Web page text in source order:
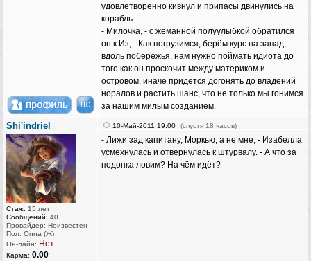
удовлетворённо кивнул и припасы двинулись на
корабль.
- Милочка, - с жеманной полуулыбкой обратился
он к Из, - Как погрузимся, берём курс на запад,
вдоль побережья, нам нужно поймать идиота до
того как он проскочит между материком и
островом, иначе придётся догонять до владений
норалов и растить шанс, что не только мы гонимся
за нашим милым созданием.
Shi'indriel
Стаж: 15 лет
Сообщений: 40
Провайдер: Неизвестен
Пол: Onna (Ж)
Он-лайн: Нет
Карма: 0.00
10-Май-2011 19:00 (спустя 18 часов)
- Лижи зад капитану, Моркью, а не мне, - Изабелла
усмехнулась и отвернулась к штурвалу. - А что за
подонка ловим? На чём идёт?